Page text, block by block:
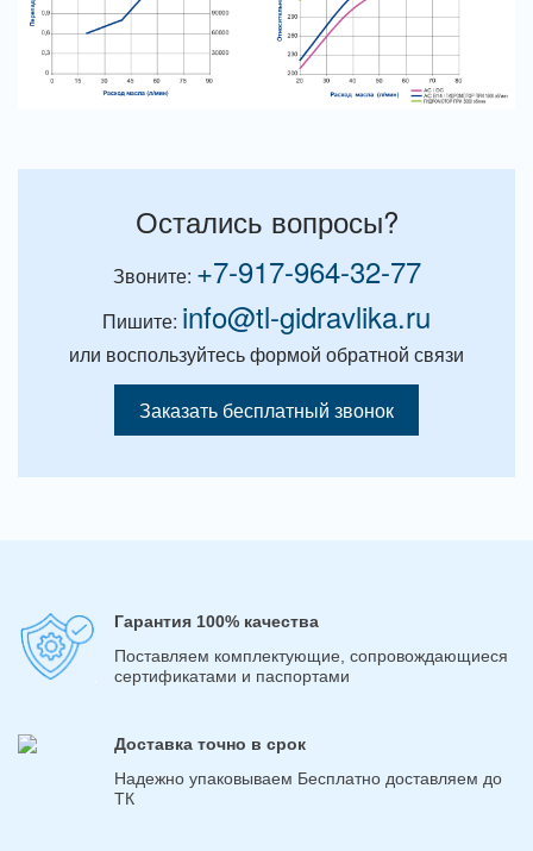
Остались вопросы?
Звоните: +7-917-964-32-77
Пишите: info@tl-gidravlika.ru
или воспользуйтесь формой обратной связи
Заказать бесплатный звонок
Гарантия 100% качества
Поставляем комплектующие, сопровождающиеся
сертификатами и паспортами
Доставка точно в срок
Надежно упаковываем Бесплатно доставляем до
ТК